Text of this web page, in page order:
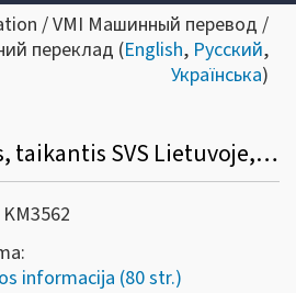
/ VMI Машинный перевод /
переклад (English, Русский,
Українська)
Ar PVM mokėtojas, taikantis SVS Lietuvoje, išrašomoje PVM sąskaitoje faktūroje turi nurodyti jam suteiktą PVM kodą, PVM tarifą ir PVM sumą?
informacija (80 str.)